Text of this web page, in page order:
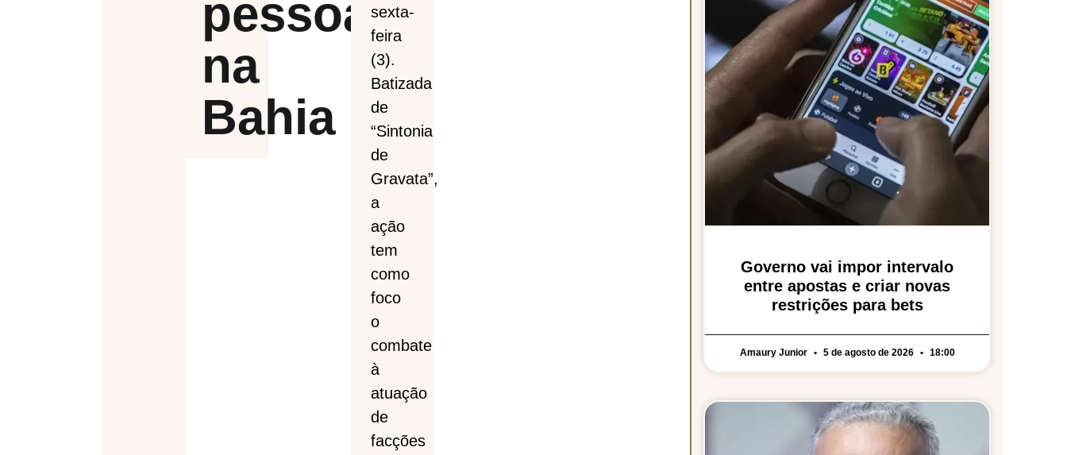
pessoas
na
Bahia
sexta-
feira
(3).
Batizada
de
“Sintonia
de
Gravata”,
a
ação
tem
como
foco
o
combate
à
atuação
de
facções
Governo vai impor intervalo
entre apostas e criar novas
restrições para bets
Amaury Junior 5 de agosto de 2026 18:00